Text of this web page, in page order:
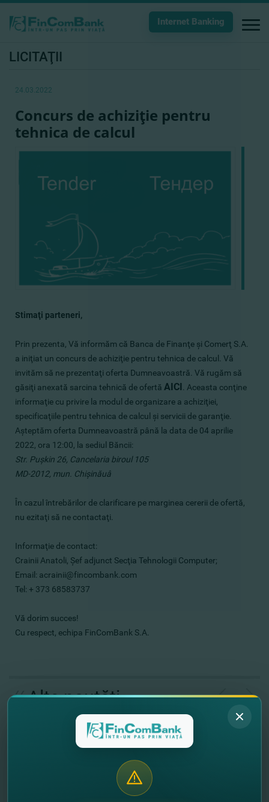
Internet Banking
LICITAŢII
24.03.2022
Concurs de achiziţie pentru
tehnica de calcul
Stimaţi parteneri,
Prin prezenta, Vă informăm că Banca de Finanţe şi Comerţ S.A.
a iniţiat un concurs de achiziţie pentru tehnica de calcul. Vă
invităm să ne prezentaţi oferta Dumneavoastră. Vă rugăm să
găsiţi anexată sarcina tehnică de ofertă AICI Aceasta conţine
informaţie cu privire la modul de organizare a achiziţiei,
specificaţiile pentru tehnica de calcul şi servicii de garanţie.
Aşteptăm oferta Dumneavoastră până la data de 04 aprilie
2022, ora 12:00, la sediul Băncii:
Str. Puşkin 26, Cancelaria biroul 105
MD-2012, mun. Chişinăuâ
În cazul întrebărilor de clarificare pe marginea cererii de ofertă,
nu ezitaţi să ne contactaţi.
Informaţie de contact:
Crainii Anatoli, Şef adjunct Secţia Tehnologii Computer;
Email: acrainii@fincombank.com
Tel: + 373 68583737
Vă dorim succes!
Cu respect, echipa FinComBank S.A.
// Alte noutăţi